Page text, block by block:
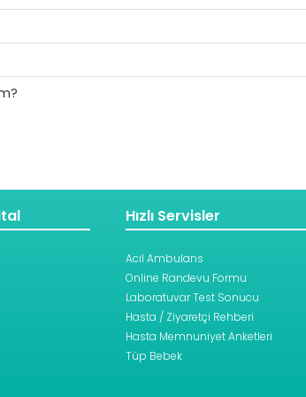
nu doldurarak randevu talebinde
Hızlı Servisler
Acil Ambulans
Online Randevu Formu
Laboratuvar Test Sonucu
Hasta / Ziyaretçi Rehberi
Hasta Memnuniyet Anketleri
Tüp Bebek